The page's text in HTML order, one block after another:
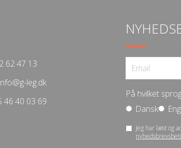
62 47 13
leg.dk
46 40 03 69
På hvilket
Dansk
Jeg har læst og